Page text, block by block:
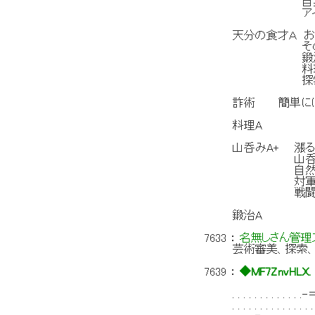
アイテムに食
天分の食才Ａ お
その発見、
鍛治系３
料理系５
探索系５
詐術 簡単には
料理A
山呑みA+ 漲る食
山呑みコマ
自然から生
対軍に特
戦闘後、貴
鍛治A
7633 ：名無しさん管理
芸術審美、探索
7639 ：◆MF7ZnvHLX.
. . . . . . . .
. . . . . . . .